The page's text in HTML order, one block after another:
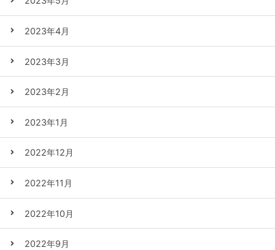
2023年4月
2023年3月
2023年2月
2023年1月
2022年12月
2022年11月
2022年10月
2022年9月